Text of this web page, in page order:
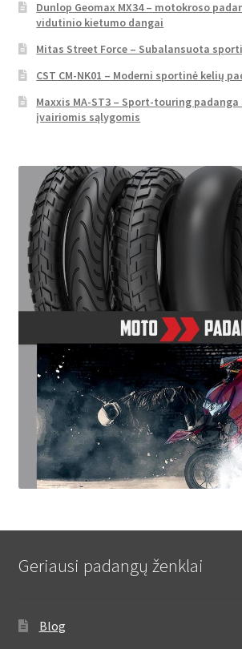
Dunlop Geomax MX34 – motokroso
vidutinio kietumo dangai
Mitas Street Force – Subalansuota
CST CM-NK01 – Moderni sportinė kelių
Maxxis MA-ST3 – Sport-touring
įvairiomis sąlygomis
Geriausi padangų ženklai
Blog